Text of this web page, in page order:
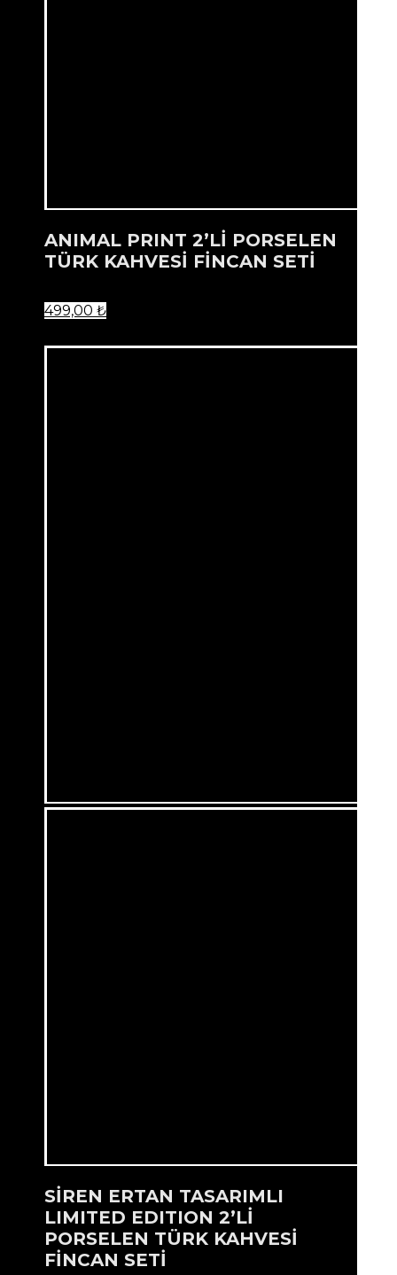
ANIMAL PRINT 2’Lİ PORSELEN
TÜRK KAHVESİ FİNCAN SETİ
499,00 ₺
SİREN ERTAN TASARIMLI
LIMITED EDITION 2’Lİ
PORSELEN TÜRK KAHVESİ
FİNCAN SETİ